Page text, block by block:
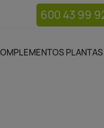
600 43 99
PLANTAS
plantas